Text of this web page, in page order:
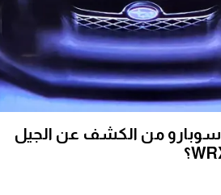
من الكشف عن الجيل